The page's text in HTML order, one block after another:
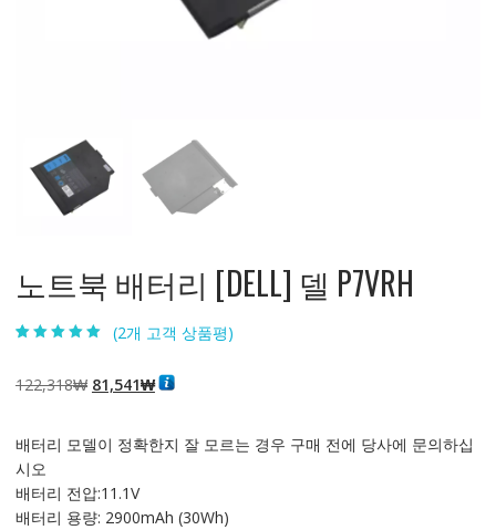
노트북 배터리 [DELL] 델 P7VRH
5점 만점에 점
으로 평가됨
(2개 고객 상품평)
122,318₩ 원
격:
81,541₩현
격:
배터리 모델이 정확한지 잘 모르는 경우 구매 전에 당사에 문의하십
시오
배터리 전압:11.1V
배터리 용량: 2900mAh (30Wh)